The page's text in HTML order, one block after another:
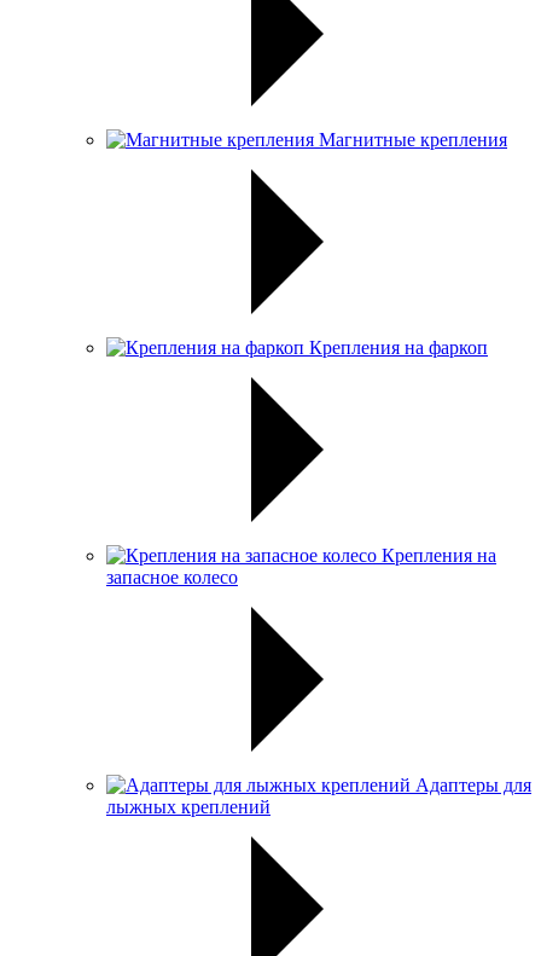
Магнитные крепления
Крепления на фаркоп
Крепления на
запасное колесо
Адаптеры для
лыжных креплений